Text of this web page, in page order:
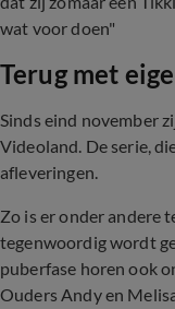
wat voor doen"
Terug met
Sinds eind november
Videoland. De serie,
afleveringen.
Zo is er onder andere
tegenwoordig wordt
puberfase horen ook
Ouders Andy en